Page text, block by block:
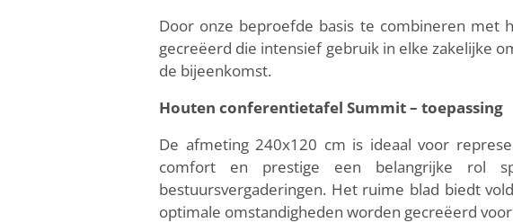
Door onze beproefde basis te combineren met
gecreëerd die intensief gebruik in elke zakelijke
de bijeenkomst.
Houten conferentietafel Summit – toepassing
De afmeting 240x120 cm is ideaal voor
comfort en prestige een belangrijke rol
bestuursvergaderingen. Het ruime blad biedt
optimale omstandigheden worden gecreëerd